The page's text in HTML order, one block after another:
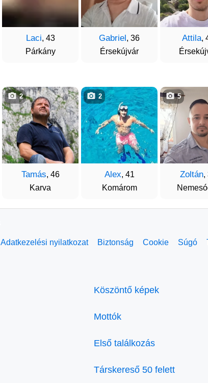
Laci, 43
Párkány
Gabriel, 36
Érsekújvár
Attila,
Tamás, 46
Karva
2
Alex, 41
Komárom
2
Zoltán,
5
Adatkezelési nyilatkozat Biztonság Cookie Súgó
Köszöntő képek
Mottók
Első találkozás
Társkereső 50 felett